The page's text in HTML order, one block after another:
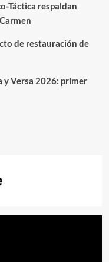
Táctica respaldan
de restauración de
y Versa 2026: primer